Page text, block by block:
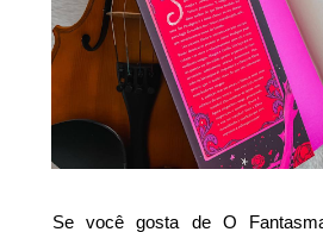
Se você gosta de O